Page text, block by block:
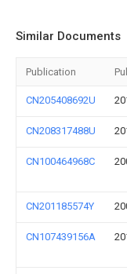
Similar Documents
Publication
CN205408692U
CN208317488U
CN100464968C
CN201185574Y
CN107439156A